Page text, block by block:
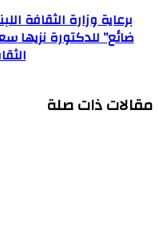
برعاية وزارة الثقافة
ضائع” للدكتورة نزيها
مقالات ذات صلة